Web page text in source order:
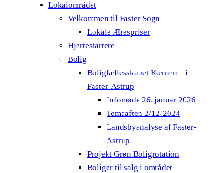
Lokalområdet
Velkommen til Faster Sogn
Lokale Ærespriser
Hjertestartere
Bolig
Boligfællesskabet Kærnen – i
Faster-Astrup
Infomøde 26. januar 2026
Temaaften 2/12-2024
Landsbyanalyse af Faster-
Astrup
Projekt Grøn Boligrotation
Boliger til salg i området